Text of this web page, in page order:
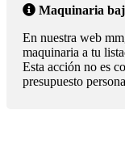
Maquinaria
En nuestra web
maquinaria a tu
Esta acción no es
presupuesto